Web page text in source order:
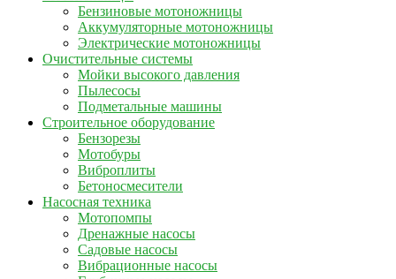
Бензиновые мотоножницы
Аккумуляторные мотоножницы
Электрические мотоножницы
Очистительные системы
Мойки высокого давления
Пылесосы
Подметальные машины
Строительное оборудование
Бензорезы
Мотобуры
Виброплиты
Бетоносмесители
Насосная техника
Мотопомпы
Дренажные насосы
Садовые насосы
Вибрационные насосы